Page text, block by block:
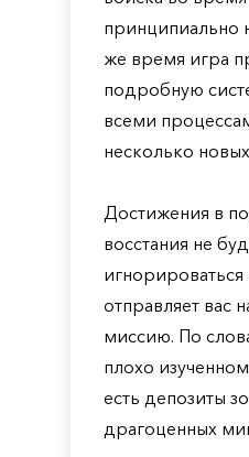
принципиально
же время игра
подробную
всеми
несколько
Достижения в
восстания не
отправляет вас
миссию. По
плохо
есть депозиты
драгоценных